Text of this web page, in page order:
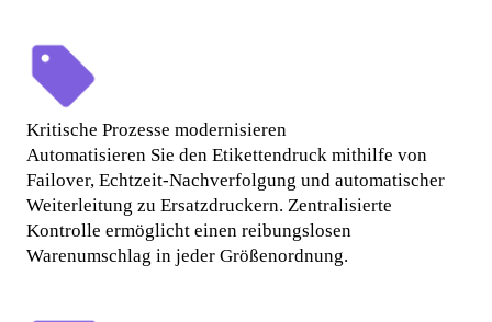
Kritische Prozesse modernisieren
Automatisieren Sie den Etikettendruck mithilfe von
Failover, Echtzeit-Nachverfolgung und automatischer
Weiterleitung zu Ersatzdruckern. Zentralisierte
Kontrolle ermöglicht einen reibungslosen
Warenumschlag in jeder Größenordnung.